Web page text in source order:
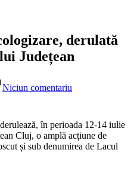
derulată
Județean
Niciun comentariuO
de
ecologizare,
derulată
în perioada 12-14 iulie
Cluj, o amplă acțiune de
și sub denumirea de Lacul